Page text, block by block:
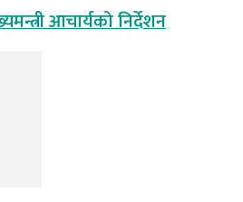
आचार्यको निर्देशन